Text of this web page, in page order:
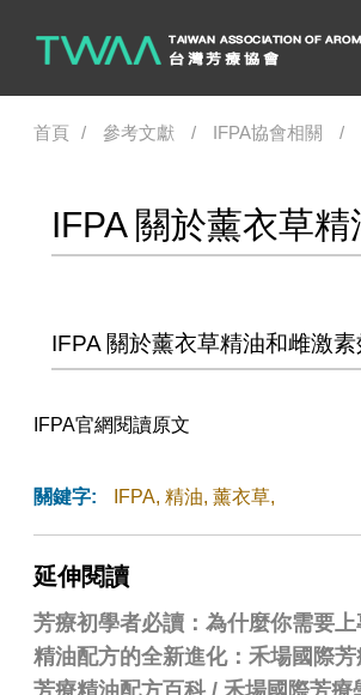
首頁 參考文獻 IFPA協會相關
IFPA 關於薰衣草
IFPA 關於薰衣草精油和雌激
IFPA官網閱讀原文
關鍵字: IFPA,精油,薰衣草,
延伸閱讀
芳療初學者必讀：為什麼你需要
精油配方的全新進化：禾場國際
芳療精油配方百科 /禾場國際芳療